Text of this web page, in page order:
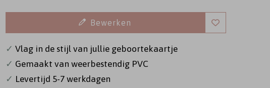
Bewerken
✓ Vlag in de stijl van jullie geboortekaartje
✓ Gemaakt van weerbestendig PVC
✓ Levertijd 5-7 werkdagen